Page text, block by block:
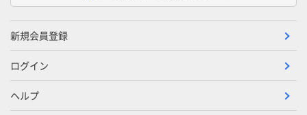
新規会員登録
ログイン
ヘルプ